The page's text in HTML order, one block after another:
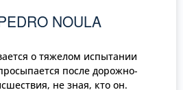
NOULA
о тяжелом испытании
после дорожно-
не зная, кто он.